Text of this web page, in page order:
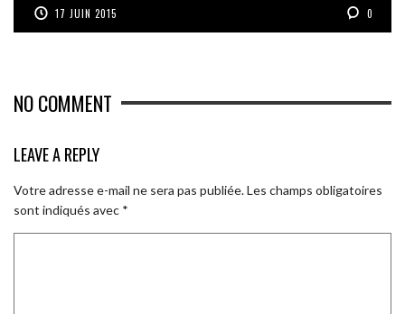
17 JUIN 2015 0
NO COMMENT
LEAVE A REPLY
Votre adresse e-mail ne sera pas publiée.Les champs obligatoires
sont indiqués avec *